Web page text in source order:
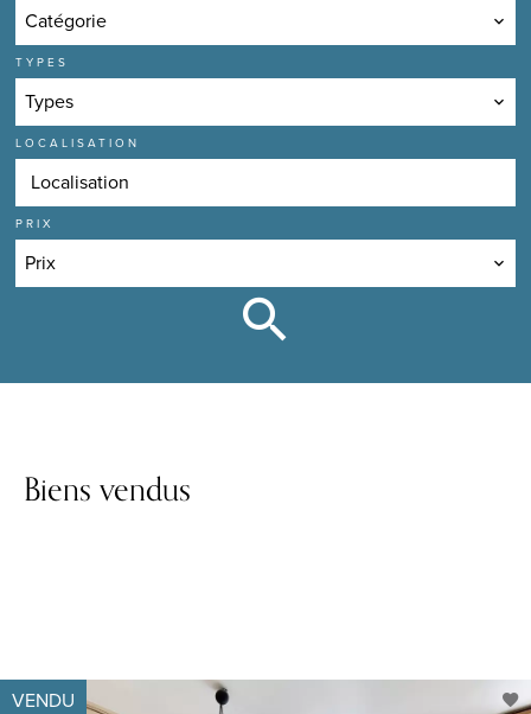
Catégorie
TYPES
Types
LOCALISATION
Localisation
PRIX
Prix
Biens vendus
VENDU